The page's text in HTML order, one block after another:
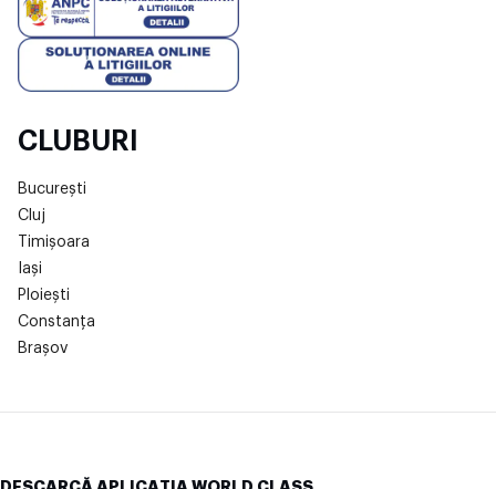
CLUBURI
București
Cluj
Timișoara
Iași
Ploiești
Constanța
Brașov